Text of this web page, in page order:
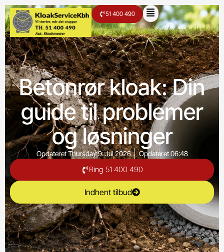
51 400 490
Betonrør kloak: Din
guide til problemer
og løsninger
OpdateretThursday 9. Jul 2026 Opdateret 06:48
Ring 51 400 490
Indhent tilbud